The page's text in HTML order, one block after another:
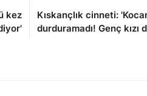
kez
Kıskançlık cinneti:
durduramadı! Genç kızı